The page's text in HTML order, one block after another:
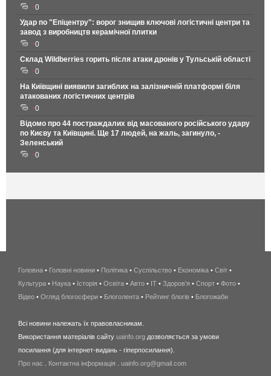
0
Удар по "Епіцентру": ворог знищив ключові логістичні центри та
завод з виробництв керамічної плитки
0
Склад Wildberries горить після атаки дронів у Тульській області
0
На Київщині виявили загиблих на залізничній платформі біля
атакованих логістичних центрів
0
Відомо про 44 постраждалих від масованого російського удару
по Києву та Київщині. Ще 17 людей, на жаль, загинуло, -
Зеленський
0
беспроводной
интернет
киев
wimax
в
Головна • Головні новини • Політика • Суспільство • Економіка • Світ •
Культура • Наука • Історія • Освіта • Авто • IT • Здоров'я • Спорт • Фото •
Відео • Огляд блогосфери • Блоголента • Рейтинг блогів • Блогожаби
Всі новини належать їх правовласникам.
Використання матеріалів сайту uainfo.org дозволяється за умови
посилання (для інтернет-видань - гіперпосилання).
Про нас
Контактна інформація uainfo.org@gmail.com